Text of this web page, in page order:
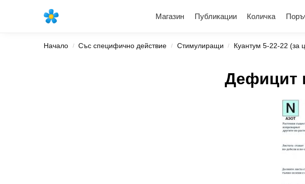
Магазин Публикации Количка
Най-новите продукти
Начало / Със специфично действие / Стимулиращи / Куантум 5-22-22 (за
Дефицит